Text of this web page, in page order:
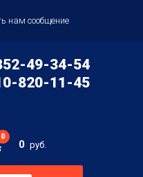
нам сообщение
49-34-54
820-11-45
0
0 руб.